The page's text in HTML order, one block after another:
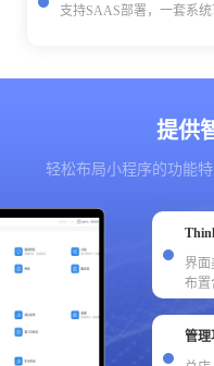
支持SAAS部署，一套系
提供
轻松布局小程序的功能
界
布置
管理